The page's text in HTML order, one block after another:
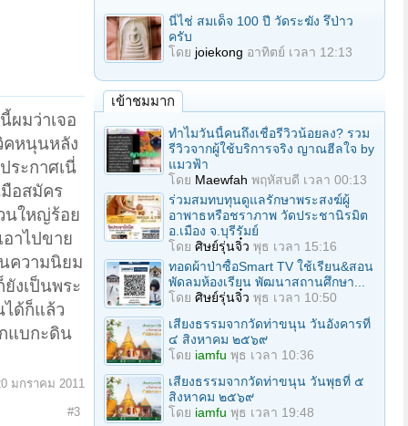
ผมว่าเจอ
คหนุนหลัง
ระกาศเนี่
อสมัคร
นใหญ่ร้อย
าไปขาย
ความนิยม
งเป็นพระ
ด้ก็แล้ว
แบกะดิน
มกราคม 2011
#3
นี่ไช่ สมเด็จ 100 ปี วัดระฆัง รึป่าว
ครับ
โดย joiekong อาทิตย์ เวลา 12:13
เข้าชมมาก
ทำไมวันนี้คนถึงเชื่อรีวิวน้อยลง? รวม
รีวิวจากผู้ใช้บริการจริง ญาณฮีลใจ by
แมวฟ้า
โดย Maewfah พฤหัสบดี เวลา 00:13
ร่วมสมทบทุนดูแลรักษาพระสงฆ์ผู้
อาพาธหรือชราภาพ วัดประชานิรมิต
อ.เมือง จ.บุรีรัมย์
โดย ศิษย์รุ่นจิ๋ว พุธ เวลา 15:16
ทอดผ้าป่าซื้อSmart TV ใช้เรียน&สอน
พัดลมห้องเรียน พัฒนาสถานศึกษา...
โดย ศิษย์รุ่นจิ๋ว พุธ เวลา 10:50
เสียงธรรมจากวัดท่าขนุน วันอังคารที่
๔ สิงหาคม ๒๕๖๙
โดย iamfu พุธ เวลา 10:36
เสียงธรรมจากวัดท่าขนุน วันพุธที่ ๕
สิงหาคม ๒๕๖๙
โดย iamfu พุธ เวลา 19:48